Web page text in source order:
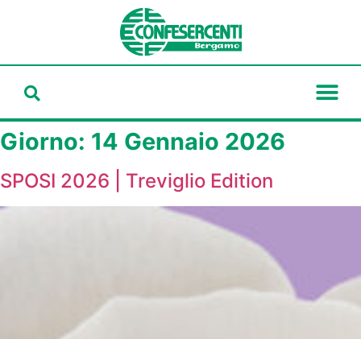
Giorno: 14 Gennaio 2026
SPOSI 2026 | Treviglio Edition